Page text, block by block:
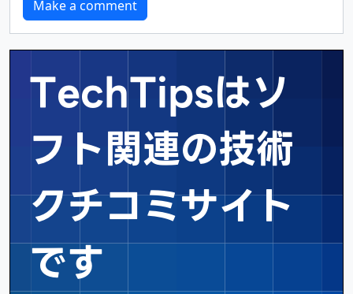
TechTipsはソ
フト関連の技術
クチコミサイト
です